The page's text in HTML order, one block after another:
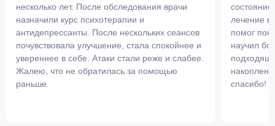
несколько лет. После обследования врачи
назначили курс психотерапии и
антидепрессанты. После нескольких сеансов
почувствовала улучшение, стала спокойнее и
увереннее в себе. Атаки стали реже и слабее.
Жалею, что не обратилась за помощью
раньше.
лечение в
помог
научил
спасибо!